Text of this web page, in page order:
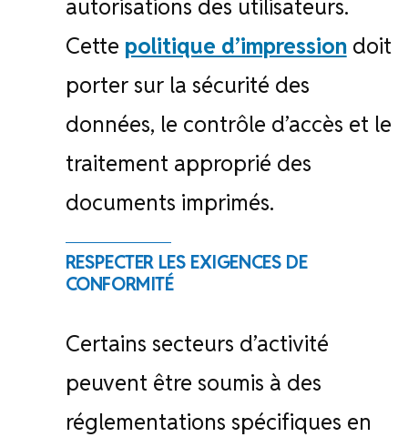
autorisations des utilisateurs.
Cette politique d’impressiondoit
porter sur la sécurité des
données, le contrôle d’accès et le
traitement approprié des
documents imprimés.
RESPECTER LES EXIGENCES DE
CONFORMITÉ
Certains secteurs d’activité
peuvent être soumis à des
réglementations spécifiques en